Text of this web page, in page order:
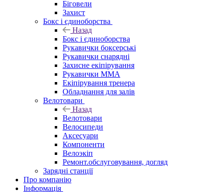
Біговели
Захист
Бокс і єдиноборства
Назад
Бокс і єдиноборства
Рукавички боксерські
Рукавички снарядні
Захисне екіпірування
Рукавички ММА
Екіпірування тренера
Обладнання для залів
Велотовари
Назад
Велотовари
Велосипеди
Аксесуари
Компоненти
Велоэкіп
Ремонт.обслуговування, догляд
Зарядні станції
Про компанію
Інформація